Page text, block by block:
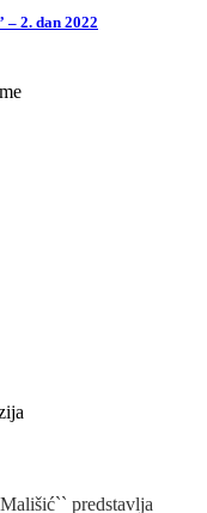
2. dan 2022
predstavlja